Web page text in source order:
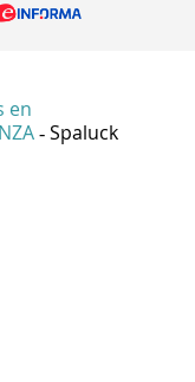
en
- Spaluck